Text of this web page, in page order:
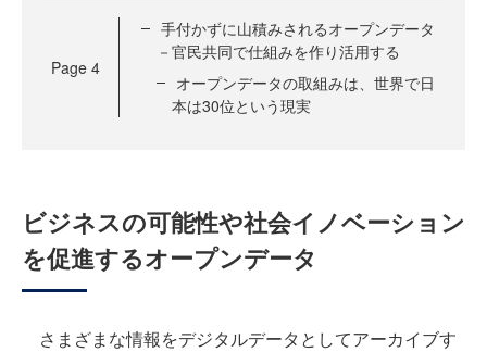
Page 4
手付かずに山積みされるオープンデータ
－官民共同で仕組みを作り活用する
オープンデータの取組みは、世界で日
本は30位という現実
ビジネスの可能性や社会イノベーション
を促進するオープンデータ
さまざまな情報をデジタルデータとしてアーカイブす